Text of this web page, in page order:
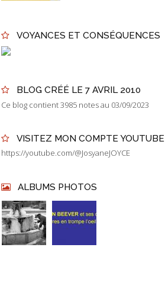
VOYANCES ET CONSÉQUENCES
BLOG CRÉÉ LE 7 AVRIL 2010
Ce blog contient 3985 notes au 03/09/2023
VISITEZ MON COMPTE YOUTUBE
https://youtube.com/@JosyaneJOYCE
ALBUMS PHOTOS